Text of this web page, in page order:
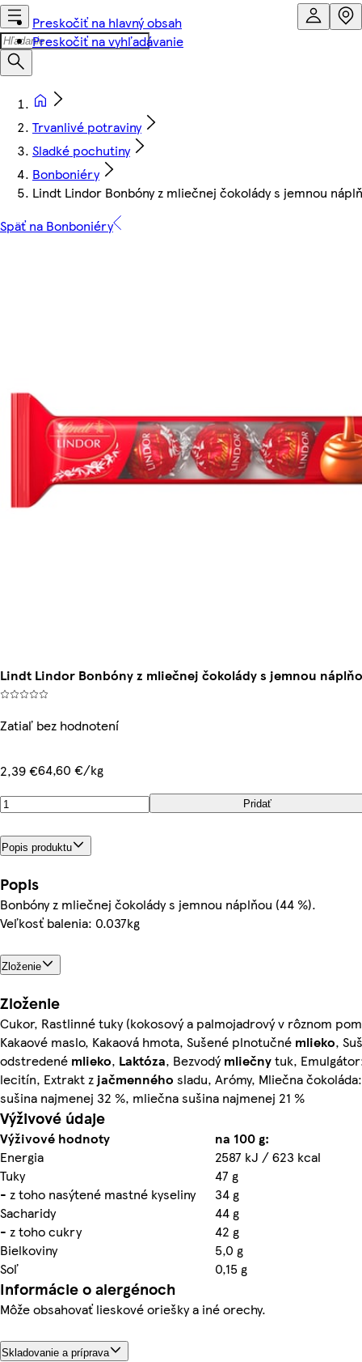
Preskočiť na hlavný obsah
Preskočiť na vyhľadávanie
Trvanlivé potraviny
Sladké pochutiny
Bonboniéry
Lindt Lindor Bonbóny z mliečnej čokolády s jemnou
Späť na Bonboniéry
Lindt Lindor Bonbóny z mliečnej čokolády s jemnou
Zatiaľ bez hodnotení
2,39 €64,60 €/kg
Pridať
Popis produktu
Popis
Bonbóny z mliečnej čokolády s jemnou náplňou (44 %).
Veľkosť balenia: 0.037kg
Zloženie
Zloženie
Cukor, Rastlinné tuky (kokosový a palmojadrový v rôznom
Kakaové maslo, Kakaová hmota, Sušené plnotučné mlieko,
odstredené mlieko, Laktóza, Bezvodýmliečnytuk,
lecitín, Extrakt z jačmenného sladu, Arómy, Mliečna
sušina najmenej 32 %, mliečna sušina najmenej 21 %
Výživové údaje
Výživové hodnoty
na 100 g:
Energia
2587 kJ / 623 kcal
Tuky
47 g
- z toho nasýtené mastné kyseliny
34 g
Sacharidy
44 g
- z toho cukry
42 g
Bielkoviny
5,0 g
Soľ
0,15 g
Informácie o alergénoch
Môže obsahovať lieskové oriešky a iné orechy.
Skladovanie a príprava